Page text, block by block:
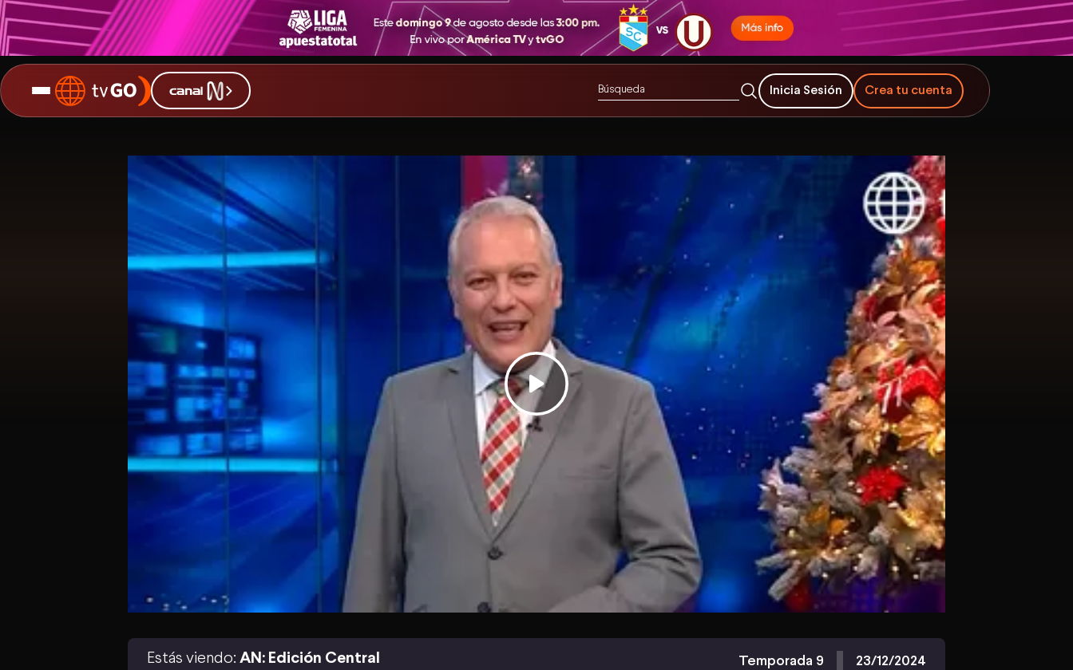
Inicia Sesión Crea tu cuenta
Estás viendo: AN: Edición Central Temporada 9 23/12/2024